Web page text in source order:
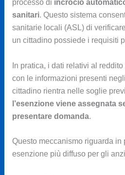
processo di incrocio
sanitari. Questo sistema
sanitarie locali (ASL) di
un cittadino possiede i requisiti
In pratica, i dati relativi al
con le informazioni presenti
cittadino rientra nelle soglie
l’esenzione viene assegnata
presentare domanda.
Questo meccanismo riguarda in
esenzione più diffuso per gli